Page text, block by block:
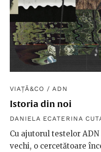
VIAȚĂ&CO / ADN
Istoria din noi
DANIELA ECATERINA
Cu ajutorul testelor
vechi, o cercetătoare